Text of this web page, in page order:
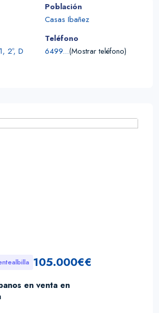
Población
Casas Ibañez
2º, D
Teléfono
6499...(Mostrar teléfono)
105.000€€
en venta en